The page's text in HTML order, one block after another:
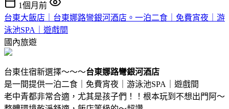
1個月前
台東大飯店｜台東娜路彎銀河酒店。一泊二食｜免費宵夜｜游
泳池SPA｜遊戲間
國內旅遊
台東住宿新選擇～～～台東娜路彎銀河酒店
是一間提供一泊二食｜免費宵夜｜游泳池SPA｜遊戲間
老中青都非常合適，尤其是孩子們！！根本玩到不想出門阿～